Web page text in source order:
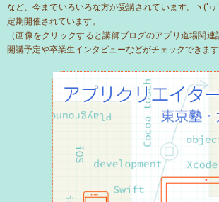
など、今までいろいろな方が受講されています。ヽ('
定期開催されています。
（画像をクリックすると講師ブログのアプリ道場関
開講予定や卒業生インタビューなどがチェックできます